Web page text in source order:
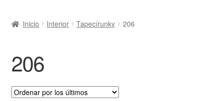
navegación
Carro
Contacto
Inicio Interior Tapecírunky 206
206